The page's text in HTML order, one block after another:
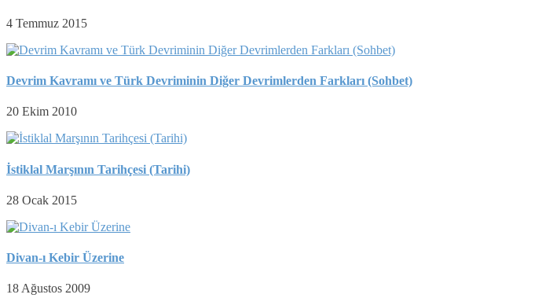
4 Temmuz 2015
Devrim Kavramı ve Türk Devriminin Diğer Devrimlerden Farkları (Sohbet)
20 Ekim 2010
İstiklal Marşının Tarihçesi (Tarihi)
28 Ocak 2015
Divan-ı Kebir Üzerine
18 Ağustos 2009